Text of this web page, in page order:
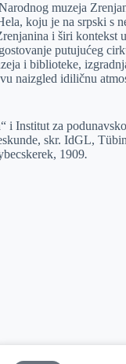
muzeja
koju je na srpski s
i širi kontekst
putujućeg
i biblioteke,
naizgled idiličnu
i Institut za
skr. IdGL,
1909.